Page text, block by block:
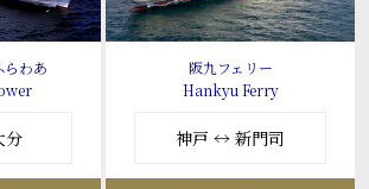
らわあ
分
阪九フェリー
Hankyu Ferry
神戸 ↔ 新門司